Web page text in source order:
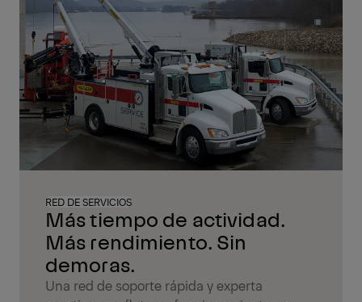
Más tiempo de actividad.
Más rendimiento. Sin
demoras.
RED DE SERVICIOS
Una red de soporte rápida y experta